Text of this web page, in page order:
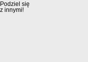
Podziel się
z innymi!